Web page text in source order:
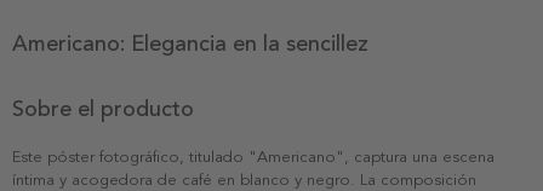
Americano: Elegancia en la sencillez
Sobre el producto
Este póster fotográfico, titulado "Americano", captura una escena
íntima y acogedora de café en blanco y negro. La composición